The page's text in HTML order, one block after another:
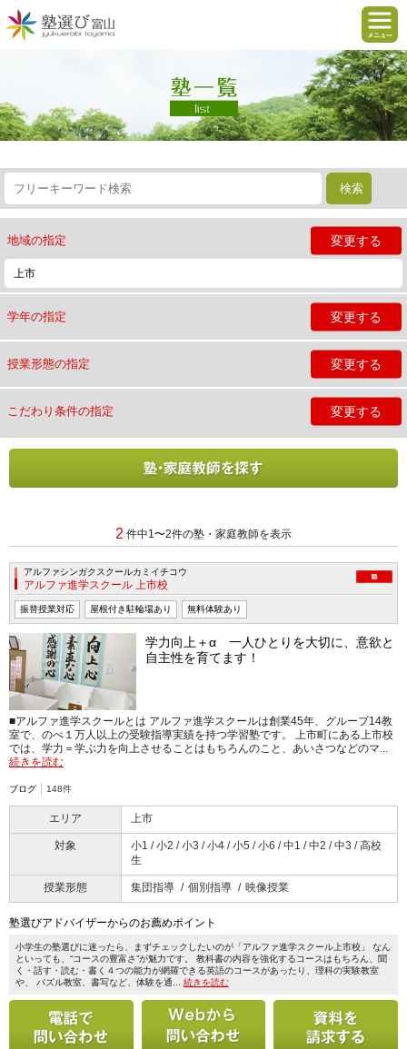
地域の指定 変更する
上市
学年の指定 変更する
授業形態の指定 変更する
こだわり条件の指定 変更する
2 件中1〜2件の塾・家庭教師を表示
アルファシンガクスクールカミイチコウ
アルファ進学スクール 上市校
振替授業対応 屋根付き駐輪場あり 無料体験あり
学力向上＋α 一人ひとりを大切に、意欲と
自主性を育てます！
■アルファ進学スクールとは アルファ進学スクールは創業45年、グループ14教
室で、のべ１万人以上の受験指導実績を持つ学習塾です。 上市町にある上市校
では、学力＝学ぶ力を向上させることはもちろんのこと、あいさつなどのマ...
続きを読む
ブログ 148件
エリア 上市
対象
小1 / 小2 / 小3 / 小4 / 小5 / 小6 / 中1 / 中2 / 中3 / 高校
生
授業形態 集団指導 個別指導 映像授業
塾選びアドバイザーからのお薦めポイント
小学生の塾選びに迷ったら、まずチェックしたいのが「アルファ進学スクール上市校」 なん
といっても、“コースの豊富さ”が魅力です。 教科書の内容を強化するコースはもちろん、聞
く・話す・読む・書く４つの能力が網羅できる英語のコースがあったり、理科の実験教室
や、 パズル教室、書写など、体験を通... 続きを読む